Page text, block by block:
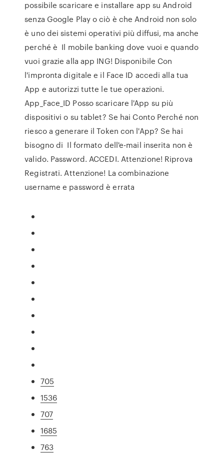
possibile scaricare e installare app su Android
senza Google Play o ciò è che Android non solo
è uno dei sistemi operativi più diffusi, ma anche
perché è Il mobile banking dove vuoi e quando
vuoi grazie alla app ING! Disponibile Con
l'impronta digitale e il Face ID accedi alla tua
App e autorizzi tutte le tue operazioni.
App_Face_ID Posso scaricare l'App su più
dispositivi o su tablet? Se hai Conto Perché non
riesco a generare il Token con l'App? Se hai
bisogno di Il formato dell'e-mail inserita non è
valido. Password. ACCEDI. Attenzione! Riprova
Registrati. Attenzione! La combinazione
username e password è errata
705
1536
707
1685
763